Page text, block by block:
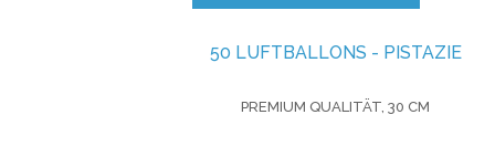
50 LUFTBALLONS - PISTAZIE
PREMIUM QUALITÄT, 30 CM